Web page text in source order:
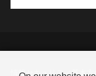
情報セキュリティ基本方